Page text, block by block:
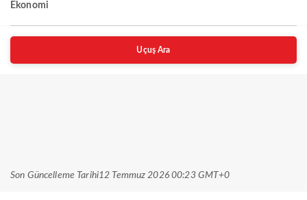
Ekonomi
Uçuş Ara
Son Güncelleme Tarihi12 Temmuz 2026 00:23 GMT+0